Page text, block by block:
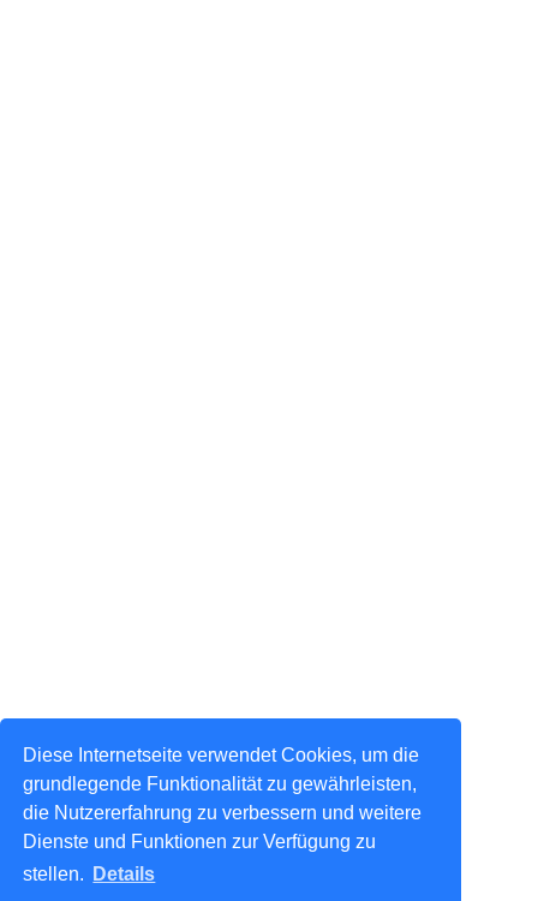
Diese Internetseite verwendet Cookies, um die
grundlegende Funktionalität zu gewährleisten,
die Nutzererfahrung zu verbessern und weitere
Dienste und Funktionen zur Verfügung zu
stellen.
Details